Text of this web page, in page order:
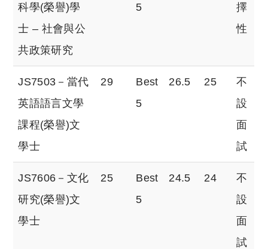
科學(榮譽)學
士 – 社會與公
共政策研究
5
擇
性
JS7503－當代
英語語言文學
課程(榮譽)文
學士
29
Best
5
26.5 25
不
設
面
試
JS7606－文化
研究(榮譽)文
學士
25
Best
5
24.5 24
不
設
面
試